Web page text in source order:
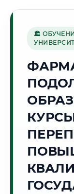
Погода
🌅 Восход:
🏛